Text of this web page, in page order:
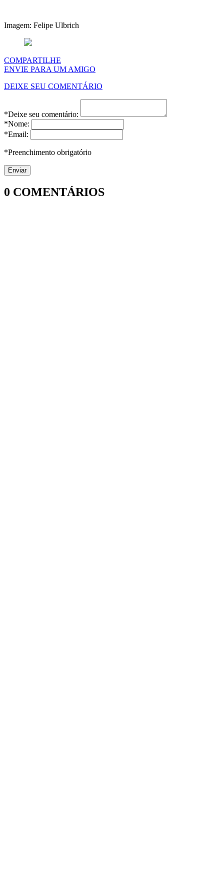
Imagem: Felipe Ulbrich
COMPARTILHE
ENVIE PARA UM AMIGO
DEIXE SEU COMENTÁRIO
*Deixe seu comentário:
*Nome:
*Email:
*Preenchimento obrigatório
0 COMENTÁRIOS